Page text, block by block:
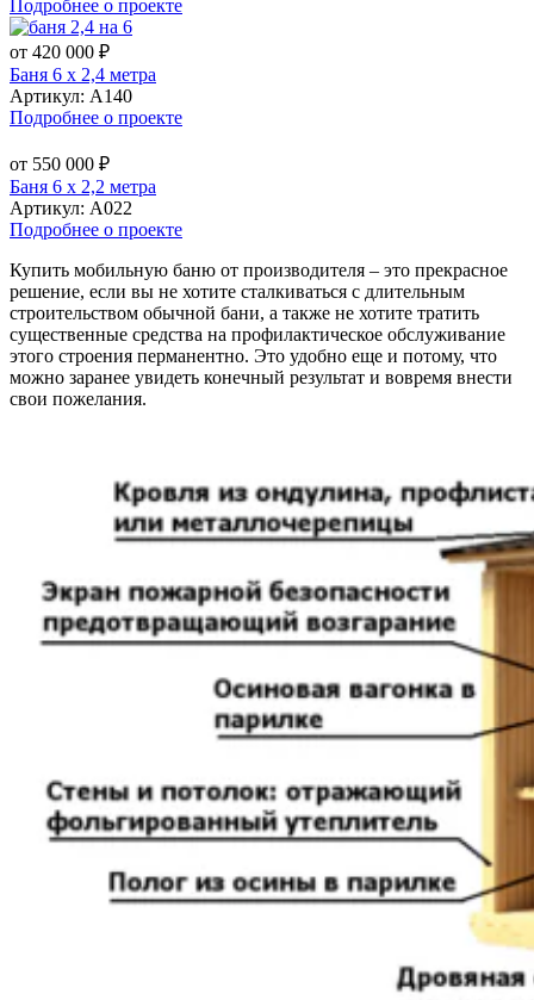
Подробнее о проекте
от 420 000 ₽
Баня 6 х 2,4 метра
Артикул: А140
Подробнее о проекте
от 550 000 ₽
Баня 6 х 2,2 метра
Артикул: А022
Подробнее о проекте
Купить мобильную баню от производителя – это прекрасное
решение, если вы не хотите сталкиваться с длительным
строительством обычной бани, а также не хотите тратить
существенные средства на профилактическое обслуживание
этого строения перманентно. Это удобно еще и потому, что
можно заранее увидеть конечный результат и вовремя внести
свои пожелания.